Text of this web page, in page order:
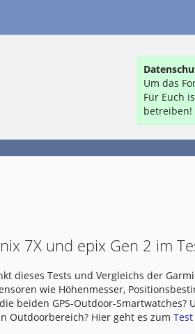
Um das
Für Euch
betreiben!
7X und epix Gen 2 im
dieses Tests und Vergleichs der
wie Höhenmesser,
beiden GPS-Outdoor-Smartwatches?
Outdoorbereich? Hier geht es zum